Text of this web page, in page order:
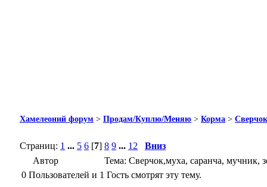
Хамелеоний форум > Продам/Куплю/Меняю > Корма >
Страниц: 1 ... 5 6 [7] 8 9 ... 12
Вниз
Автор
Тема: Сверчок,муха, саранча, мучник,
0 Пользователей и 1 Гость смотрят эту тему.